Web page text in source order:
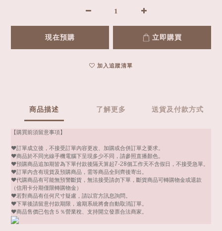
現在預購 立即購買
加入追蹤清單
商品描述 了解更多 送貨及付款方式
【購買前須留意事項】
❤️訂單成立後，不接受訂單內容更改、加購或合併訂單之要求。
❤️商品於不同光線手機電腦下呈現多少不同，請參照直播顏色。
❤️預購商品追加期皆為下單付款後隔天算起7-28個工作天不含假日，不接受急單。
❤️訂單內含有現貨及預購商品，需等商品全到齊後寄出。
❤️代購商品有可能無預警斷貨，無法接受請勿下單，斷貨商品可轉購物金或退款
（信用卡分期僅限轉購物金）
❤️若對商品有任何尺寸疑慮，請以官方訊息詢問。
❤️下單後請留意付款期限，逾期系統將會自動取消訂單。
❤️商品售價已包含５％營業稅、支持開立發票合法商家。